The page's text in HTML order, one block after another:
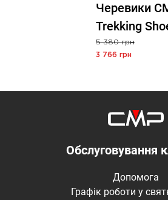
Черевики
Trekking
5 380 грн
3 766 грн
Обслуговування
Допомога
Графік роботи у